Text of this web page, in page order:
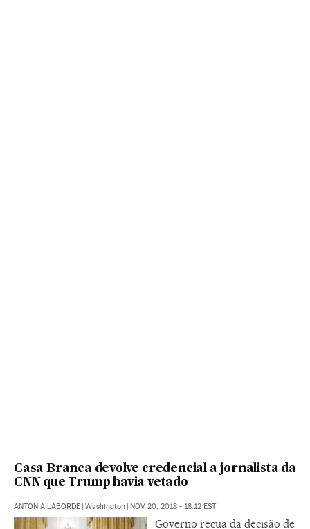
Casa Branca devolve credencial a jornalista da
CNN que Trump havia vetado
ANTONIA LABORDE Washington NOV 20, 2018 - 18:12 EST
Governo recua da decisão de